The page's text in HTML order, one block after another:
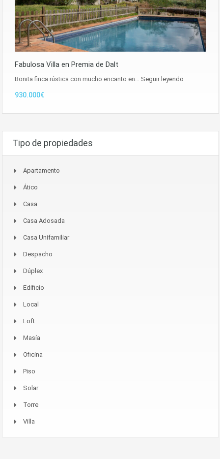
Fabulosa Villa en Premia de Dalt
Bonita finca rústica con mucho encanto en… Seguir leyendo
930.000€
Tipo de propiedades
Apartamento
Ático
Casa
Casa Adosada
Casa Unifamiliar
Despacho
Dúplex
Edificio
Local
Loft
Masía
Oficina
Piso
Solar
Torre
Villa